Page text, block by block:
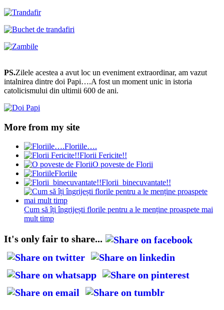
PS.Zilele acestea a avut loc un eveniment extraordinar, am vazut
intalnirea dintre doi Papi….A fost un moment unic in istoria
catolicismului din ultimii 600 de ani.
More from my site
Floriile….
Florii Fericite!!
O poveste de Florii
Floriile
Florii binecuvantate!!
Cum să îți îngrijești florile pentru a le menține proaspete mai
mult timp
It's only fair to share...